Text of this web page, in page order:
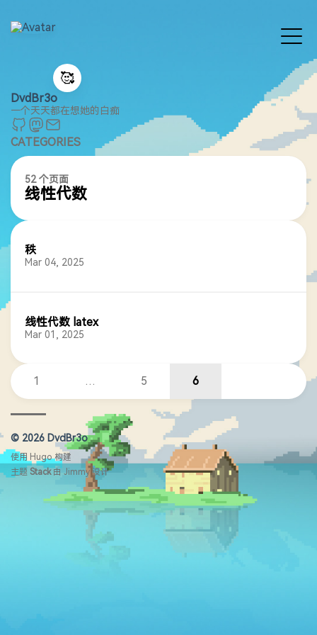
🥰
DvdBr3o
一个天天都在想她的白痴
CATEGORIES
52 个页面
线性代数
秩
Mar 04, 2025
线性代数 latex
Mar 01, 2025
1 … 5 6
© 2026 DvdBr3o
使用 Hugo构建
主题 Stack由Jimmy 设计